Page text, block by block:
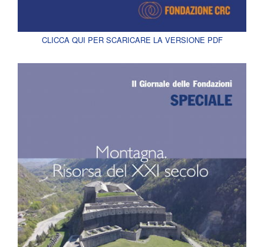
CLICCA QUI PER SCARICARE LA VERSIONE PDF